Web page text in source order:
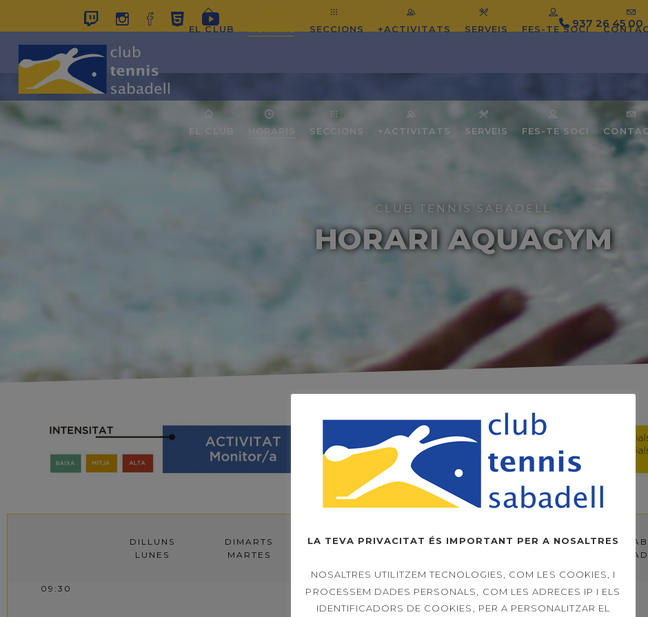
937 26 45 00
EL CLUB HORARIS SECCIONS +ACTIVITATS SERVEIS FES-TE SOCI
EL CLUB HORARIS SECCIONS +ACTIVITATS SERVEIS FES-TE SOCI
CLUB TENNIS SABADELL
HORARI AQUAGYM
DILLUNS
LUNES
DIMARTS
MARTES
DIMECRES
DIJOUS
DIVENDRES
09:30
LA TEVA PRIVACITAT ÉS IMPORTANT PER A NOSALTRES
NOSALTRES UTILITZEM TECNOLOGIES, COM LES COOKIES, I
PROCESSEM DADES PERSONALS, COM LES ADRECES IP I ELS
IDENTIFICADORS DE COOKIES, PER A PERSONALITZAR EL